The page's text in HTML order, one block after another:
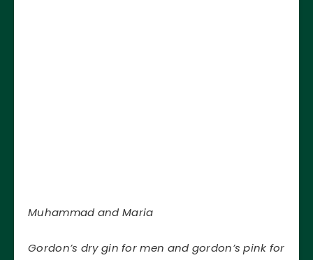
Muhammad and Maria
Gordon’s dry gin for men and gordon’s pink for